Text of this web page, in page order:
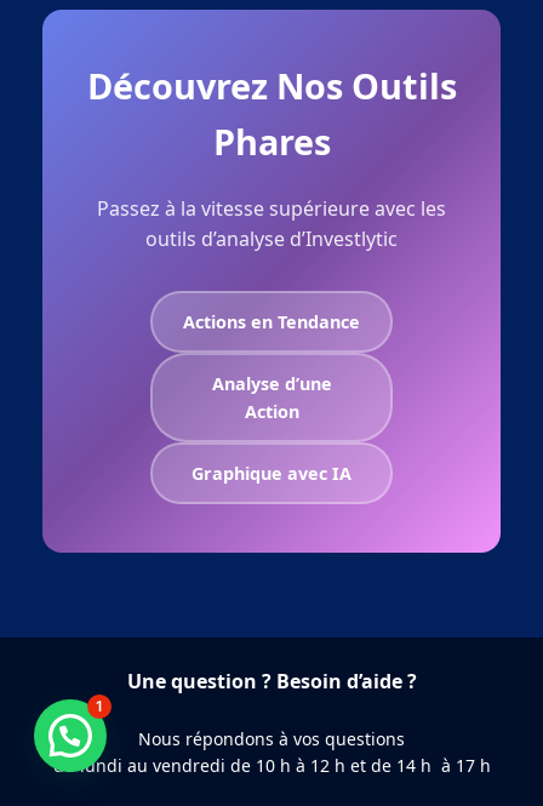
Découvrez Nos Outils
Phares
Passez à la vitesse supérieure avec les
outils d’analyse d’Investlytic
Actions en Tendance
Analyse d’une
Action
Graphique avec IA
Une question ? Besoin d’aide ?
Nous répondons à vos questions
du lundi au vendredi de 10 h à 12 h et de 14 h à 17 h
Besoin d'aide ?
1